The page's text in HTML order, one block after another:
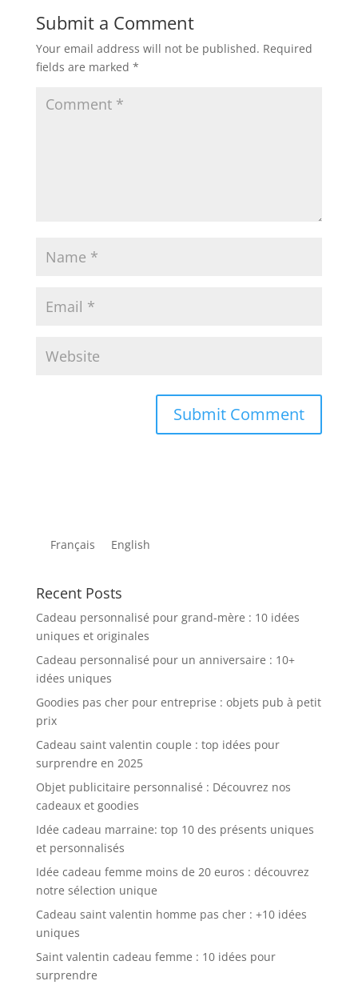
Submit a Comment
Your email address will not be published. Required
fields are marked *
Français English
Recent Posts
Cadeau personnalisé pour grand-mère : 10 idées
uniques et originales
Cadeau personnalisé pour un anniversaire : 10+
idées uniques
Goodies pas cher pour entreprise : objets pub à petit
prix
Cadeau saint valentin couple : top idées pour
surprendre en 2025
Objet publicitaire personnalisé : Découvrez nos
cadeaux et goodies
Idée cadeau marraine: top 10 des présents uniques
et personnalisés
Idée cadeau femme moins de 20 euros : découvrez
notre sélection unique
Cadeau saint valentin homme pas cher : +10 idées
uniques
Saint valentin cadeau femme : 10 idées pour
surprendre